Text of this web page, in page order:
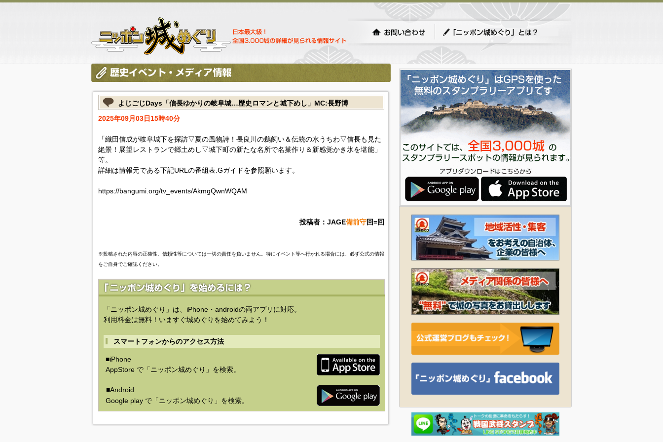
よじごじDays「信長ゆかりの岐阜城…歴史ロマンと城下めし」MC:長野博
2025年09月03日15時40分
「織田信成が岐阜城下を探訪▽夏の風物詩！長良川の鵜飼い＆伝統の水うちわ▽信長も見た
絶景！展望レストランで郷土めし▽城下町の新たな名所で名菓作り＆新感覚かき氷を堪能」
等。
詳細は情報元である下記URLの番組表.Gガイドを参照願います。
https://bangumi.org/tv_events/AkmgQwnWQAM
投稿者：JAGE備前守回=回
※投稿された内容の正確性、信頼性等については一切の責任を負いません。特にイベント等へ行かれる場合には、必ず公式の情報
をご自身でご確認ください。
「ニッポン城めぐり」は、iPhone・androidの両アプリに対応。
利用料金は無料！いますぐ城めぐりを始めてみよう！
スマートフォンからのアクセス方法
■iPhone
AppStore で「ニッポン城めぐり」を検索。
■Android
Google play で「ニッポン城めぐり」を検索。